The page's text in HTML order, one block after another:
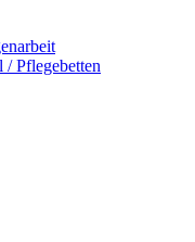
Pflegebetten